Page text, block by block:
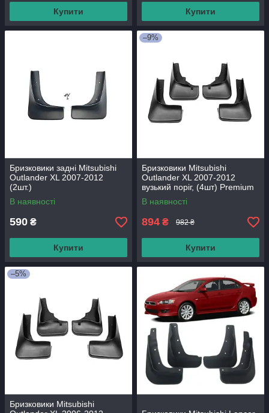
Купити Купити
Бризковики задні Mitsubishi
Outlander XL 2007-2012
(2шт.)
В наявності
590 ₴
Купити
–9%
Бризковики Mitsubishi
Outlander XL 2007-2012
вузький поріг, (4шт) Premium
В наявності
894 ₴ 982 ₴
Купити
–5%
Бризковики Mitsubishi